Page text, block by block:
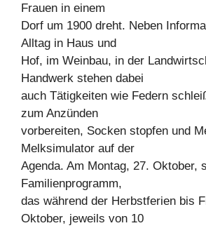
Frauen in einem
Dorf um 1900 dreht. Neben
Alltag in Haus und
Hof, im Weinbau, in der
Handwerk stehen dabei
auch Tätigkeiten wie Federn
zum Anzünden
vorbereiten, Socken stopfen und
Melksimulator auf der
Agenda. Am Montag, 27. Oktober,
Familienprogramm,
das während der Herbstferien bis
Oktober, jeweils von 10